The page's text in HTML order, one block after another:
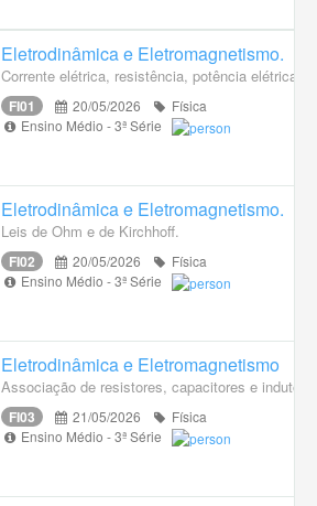
Eletrodinâmica e Eletromagnetismo.
Corrente elétrica, resistência, potência elétrica.
FI01 20/05/2026
Física
Ensino Médio - 3ª Série
Eletrodinâmica e Eletromagnetismo.
Leis de Ohm e de Kirchhoff.
FI02 20/05/2026
Física
Ensino Médio - 3ª Série
Eletrodinâmica e Eletromagnetismo
Associação de resistores, capacitores e indutor
FI03 21/05/2026
Física
Ensino Médio - 3ª Série